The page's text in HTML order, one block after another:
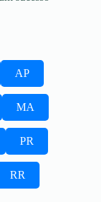
AP
MA
PR
RR